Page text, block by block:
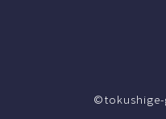
©tokushige-